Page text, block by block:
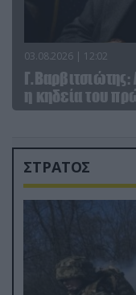
03.08.2026 | 12:02
η κηδεία του
ΣΤΡΑΤΟΣ